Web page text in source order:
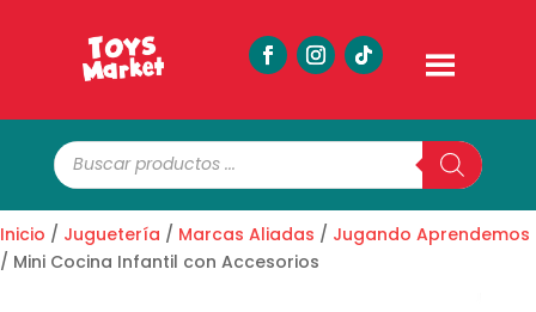
Búsqueda
de
productos
Inicio / Juguetería / Marcas Aliadas / Jugando Aprendemos
/ Mini Cocina Infantil con Accesorios